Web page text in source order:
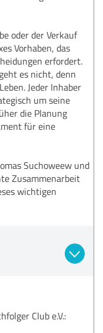
oder der Verkauf
Vorhaben, das
erfordert.
es nicht, denn
Jeder Inhaber
um seine
die Planung
für eine
Suchoweew und
Zusammenarbeit
wichtigen
Club e.V.: